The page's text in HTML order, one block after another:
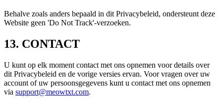
Behalve zoals anders bepaald in dit Privacybeleid, ondersteunt deze
Website geen 'Do Not Track'-verzoeken.
13. CONTACT
U kunt op elk moment contact met ons opnemen voor details over
dit Privacybeleid en de vorige versies ervan. Voor vragen over uw
account of uw persoonsgegevens kunt u contact met ons opnemen
via support@meowtxt.com.